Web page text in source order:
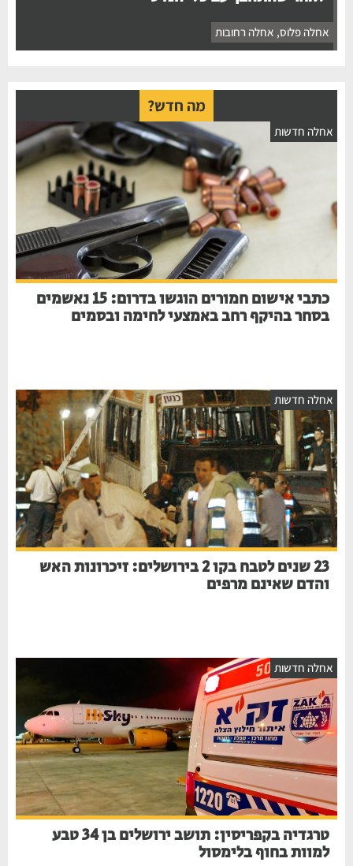
אחלה פלוס, אחלה רחובות
מה חדש?
אחלה חדשות
כתבי אישום חמורים הוגשו בדרום: 15 נאשמים
בסחר בהיקף רחב באמצעי לחימה ובסמים
אחלה חדשות
23 שנים לטבח בקו 2 בירושלים: זיכרונות האש
והדם שאינם מרפים
אחלה חדשות
טרגדיה בקפריסין: תושב ירושלים בן 34 טבע
למוות בחוף בלימסול